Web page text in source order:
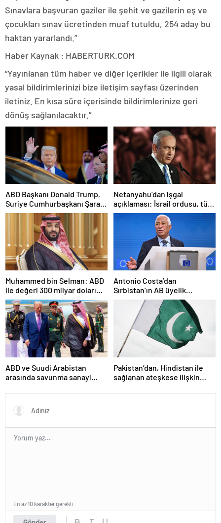
Sınavlara başvuran gaziler ile şehit ve gazilerin eş ve
çocukları sınav ücretinden muaf tutuldu, 254 aday bu
haktan yararlandı.”
Haber Kaynak : HABERTURK.COM
“Yayınlanan tüm haber ve diğer içerikler ile ilgili olarak
yasal bildirimlerinizi bize iletişim sayfası üzerinden
iletiniz. En kısa süre içerisinde bildirimlerinize geri
dönüş sağlanılacaktır.”
ABD Başkanı Donald Trump,
Suriye Cumhurbaşkanı Şara
ile görüşecek
Netanyahu’dan işgal
açıklaması: İsrail ordusu, tüm
gücüyle Gazze’ye girecek
Muhammed bin Selman: ABD
ile değeri 300 milyar doları
aşan anlaşmalar imzaladık
Antonio Costa’dan
Sırbistan’ın AB üyelik
sürecine ilişkin açıklama
ABD ve Suudi Arabistan
arasında savunma sanayi
Pakistan’dan, Hindistan ile
sağlanan ateşkese ilişkin
En az 10 karakter gerekli